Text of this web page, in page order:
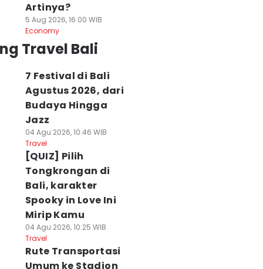
Artinya?
5 Aug 2026, 16:00 WIB
Economy
Travel Bali
7 Festival di Bali
Agustus 2026, dari
Budaya Hingga
Jazz
04 Agu 2026, 10:46 WIB
Travel
[QUIZ] Pilih
Tongkrongan di
Bali, karakter
Spooky in Love Ini
Mirip Kamu
04 Agu 2026, 10:25 WIB
Travel
Rute Transportasi
Umum ke Stadion